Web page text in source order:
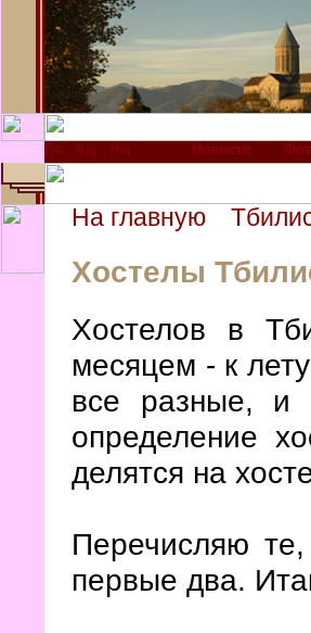
Новости
На главную
Хостелы
Хостелов в
месяцем - к
все разные, и
определение
делятся на
Перечисляю
первые два.